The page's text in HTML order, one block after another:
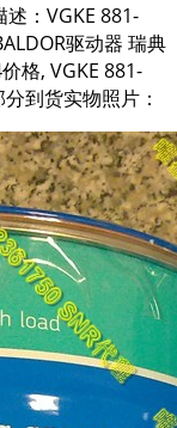
：VGKE 881-
驱动器 瑞典
格, VGKE 881-
到货实物照片：